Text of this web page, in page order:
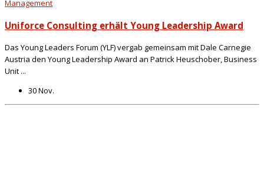
Management
Uniforce Consulting erhält Young Leadership Award
Das Young Leaders Forum (YLF) vergab gemeinsam mit Dale Carnegie
Austria den Young Leadership Award an Patrick Heuschober, Business
Unit ...
30 Nov.